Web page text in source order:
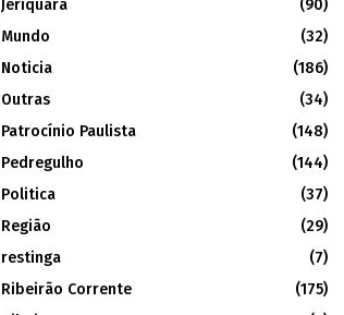
Jeriquara
(90)
Mundo
(32)
Noticia
(186)
Outras
(34)
Patrocínio Paulista
(148)
Pedregulho
(144)
Politica
(37)
Região
(29)
restinga
(7)
Ribeirão Corrente
(175)